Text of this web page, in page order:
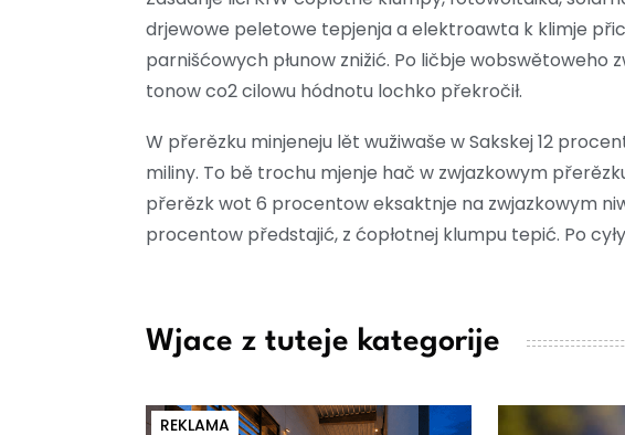
drjewowe peletowe tepjenja a elektroawta k klimje
parnišćowych płunow znižić. Po ličbje wobswětoweho
tonow co2 cilowu hódnotu lochko překročił.
W přerězku minjeneju lět wužiwaše w Sakskej 12
miliny. To bě trochu mjenje hač w zwjazkowym
přerězk wot 6 procentow eksaktnje na zwjazkowym
procentow předstajić, z ćopłotnej klumpu tepić. Po
Wjace z tuteje kategorije
REKLAMA